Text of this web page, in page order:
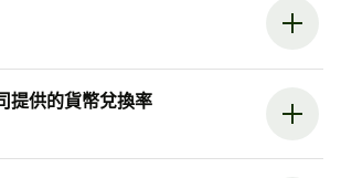
提供的貨幣兌換率